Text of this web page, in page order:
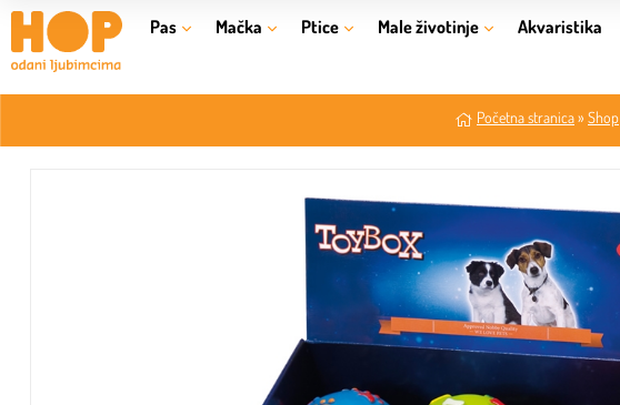
Pas Mačka Ptice Male životinje Akvaristika
Početna stranica» Shop